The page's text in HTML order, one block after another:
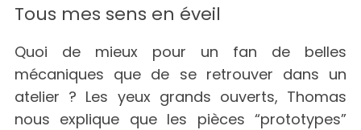
Tous mes sens en éveil
Quoi de mieux pour un fan de belles
mécaniques que de se retrouver dans un
atelier ? Les yeux grands ouverts, Thomas
nous explique que les pièces “prototypes”